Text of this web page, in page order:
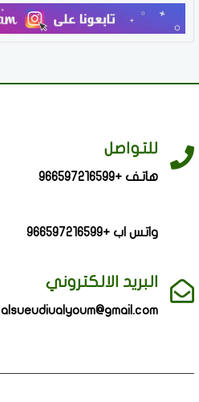
للتواصل
هاتف +966597216599
واتس اب +966597216599
البريد الالكتروني
alsueudiualyoum@gmail.com